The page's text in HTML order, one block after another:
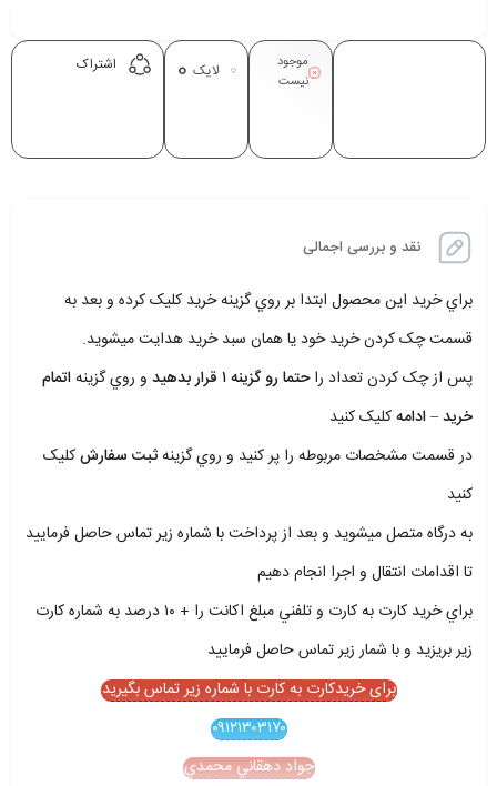
موجود
نیست
لایک 0 اشتراک
نقد و بررسی اجمالی
براي خريد اين محصول ابتدا بر روي گزينه خريد کليک کرده و بعد به
قسمت چک کردن خريد خود يا همان سبد خريد هدايت ميشويد.
پس از چک کردن تعداد راحتما رو گزينه ۱ قرار بدهيد و روي گزينهاتمام
خريد – ادامهکليک کنيد
در قسمت مشخصات مربوطه را پر کنيد و روي گزينهثبت سفارشکليک
کنيد
به درگاه متصل ميشويد و بعد از پرداخت با شماره زير تماس حاصل فرماييد
تا اقدامات انتقال و اجرا انجام دهيم
براي خريد کارت به کارت و تلفني مبلغ اکانت را + ۱۰ درصد به شماره کارت
زير بريزيد و با شمار زير تماس حاصل فرماييد
برای خریدکارت به کارت با شماره زیر تماس بگیرید
۰۹۱۲۱۳۰۳۱۷۰
جواد دهقاني محمدي